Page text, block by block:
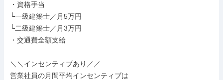
・資格手当
└一級建築士／月5万円
└二級建築士／月3万円
・交通費全額支給
＼＼インセンティブあり／／
営業社員の月間平均インセンティブは